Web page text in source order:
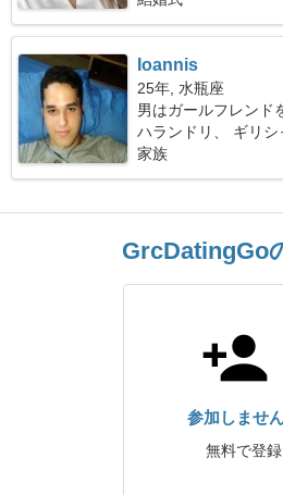
Ioannis
25年, 水瓶座
男はガールフレンド
ハランドリ、 ギリシ
家族
GrcDatingGo
参加しませ
無料で登録